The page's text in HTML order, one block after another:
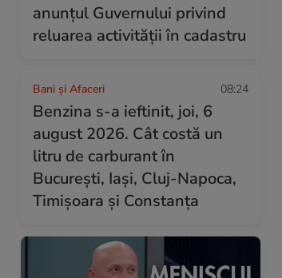
anunțul Guvernului privind
reluarea activității în cadastru
Bani și Afaceri 08:24
Benzina s-a ieftinit, joi, 6
august 2026. Cât costă un
litru de carburant în
București, Iași, Cluj-Napoca,
Timișoara și Constanța